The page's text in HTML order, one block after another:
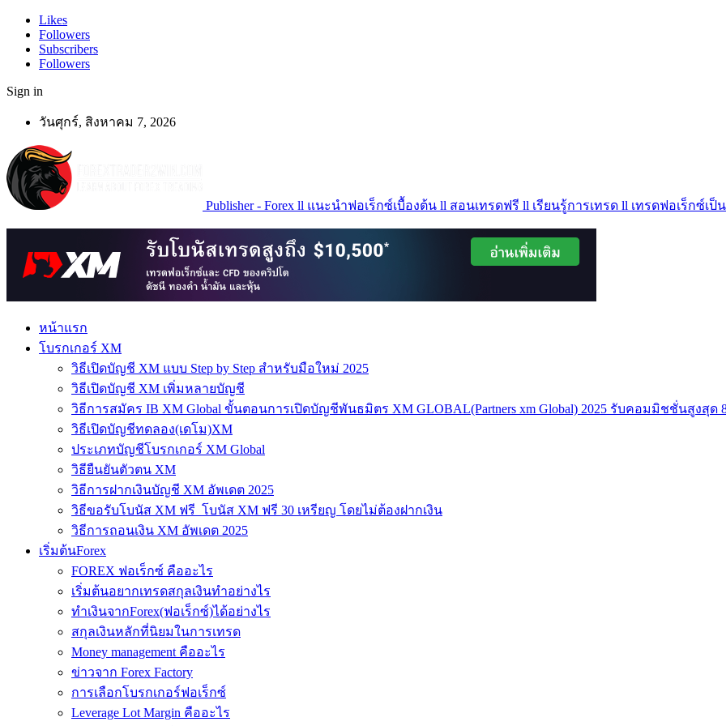
Likes
Followers
Subscribers
Followers
Sign in
วันศุกร์, สิงหาคม 7, 2026
Publisher - Forex ll แนะนำฟอเร็กซ์เบื้องต้น ll สอนเทรดฟรี ll เรียนรู้การเทรด ll เทรดฟอเร็กซ์เป็
หน้าแรก
โบรกเกอร์ XM
วิธีเปิดบัญชี XM แบบ Step by Step สำหรับมือใหม่ 2025
วิธีเปิดบัญชี XM เพิ่มหลายบัญชี
วิธีการสมัคร IB XM Global ขั้นตอนการเปิดบัญชีพันธมิตร XM GLOBAL(Partners xm Global) 2025 รับคอมมิชชั่นสูงสุด
วิธีเปิดบัญชีทดลอง(เดโม)XM
ประเภทบัญชีโบรกเกอร์ XM Global
วิธียืนยันตัวตน XM
วิธีการฝากเงินบัญชี XM อัพเดต 2025
วิธีขอรับโบนัส XM ฟรี โบนัส XM ฟรี 30 เหรียญ โดยไม่ต้องฝากเงิน
วิธีการถอนเงิน XM อัพเดต 2025
เริ่มต้นForex
FOREX ฟอเร็กซ์ คืออะไร
เริ่มต้นอยากเทรดสกุลเงินทำอย่างไร
ทำเงินจากForex(ฟอเร็กซ์)ได้อย่างไร
สกุลเงินหลักที่นิยมในการเทรด
Money management คืออะไร
ข่าวจาก Forex Factory
การเลือกโบรกเกอร์ฟอเร็กซ์
Leverage Lot Margin คืออะไร